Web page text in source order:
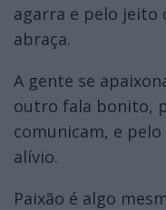
agarra e pelo jeito
abraça.
A gente se
outro fala bonito,
comunicam, e
alívio.
Paixão é algo